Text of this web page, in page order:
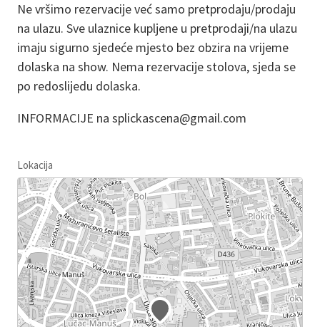
Ne vršimo rezervacije već samo pretprodaju/prodaju
na ulazu. Sve ulaznice kupljene u pretprodaji/na ulazu
imaju sigurno sjedeće mjesto bez obzira na vrijeme
dolaska na show. Nema rezervacije stolova, sjeda se
po redoslijedu dolaska.
INFORMACIJE na splickascena@gmail.com
Lokacija